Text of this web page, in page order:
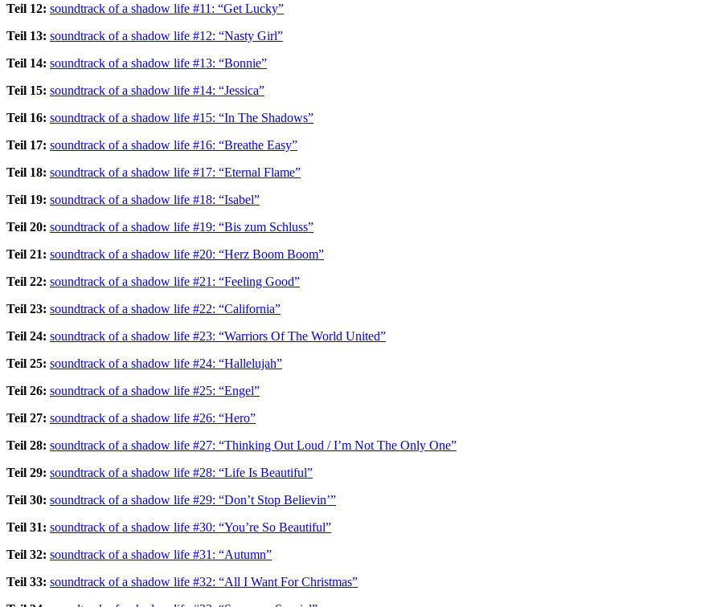
Teil 12: soundtrack of a shadow life #11: “Get Lucky”
Teil 13: soundtrack of a shadow life #12: “Nasty Girl”
Teil 14: soundtrack of a shadow life #13: “Bonnie”
Teil 15: soundtrack of a shadow life #14: “Jessica”
Teil 16: soundtrack of a shadow life #15: “In The Shadows”
Teil 17: soundtrack of a shadow life #16: “Breathe Easy”
Teil 18: soundtrack of a shadow life #17: “Eternal Flame”
Teil 19: soundtrack of a shadow life #18: “Isabel”
Teil 20: soundtrack of a shadow life #19: “Bis zum Schluss”
Teil 21: soundtrack of a shadow life #20: “Herz Boom Boom”
Teil 22: soundtrack of a shadow life #21: “Feeling Good”
Teil 23: soundtrack of a shadow life #22: “California”
Teil 24: soundtrack of a shadow life #23: “Warriors Of The World United”
Teil 25: soundtrack of a shadow life #24: “Hallelujah”
Teil 26: soundtrack of a shadow life #25: “Engel”
Teil 27: soundtrack of a shadow life #26: “Hero”
Teil 28: soundtrack of a shadow life #27: “Thinking Out Loud / I’m Not The Only One”
Teil 29: soundtrack of a shadow life #28: “Life Is Beautiful”
Teil 30: soundtrack of a shadow life #29: “Don’t Stop Believin’”
Teil 31: soundtrack of a shadow life #30: “You’re So Beautiful”
Teil 32: soundtrack of a shadow life #31: “Autumn”
Teil 33: soundtrack of a shadow life #32: “All I Want For Christmas”